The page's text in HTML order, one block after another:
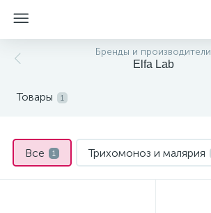
Бренды и производители
Elfa Lab
Товары 1
Все 1 Трихомоноз и малярия